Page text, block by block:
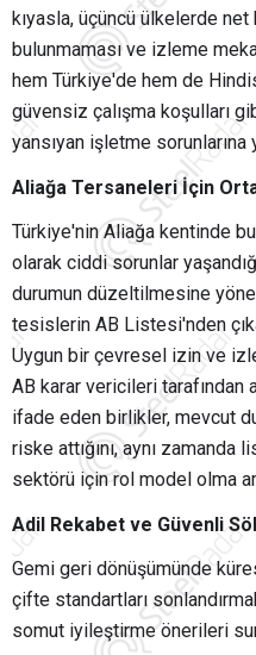
kıyasla, üçüncü ülkelerde net
bulunmaması ve izleme
hem Türkiye'de hem de
güvensiz çalışma koşulları
yansıyan işletme sorunlarına
Aliağa Tersaneleri İçin
Türkiye'nin Aliağa kentinde
olarak ciddi sorunlar
durumun düzeltilmesine
tesislerin AB Listesi'nden
Uygun bir çevresel izin ve
AB karar vericileri tarafından
ifade eden birlikler, mevcut
riske attığını, aynı
sektörü için rol model olma
Adil Rekabet ve Güvenli
Gemi geri dönüşümünde
çifte standartları
somut iyileştirme önerileri